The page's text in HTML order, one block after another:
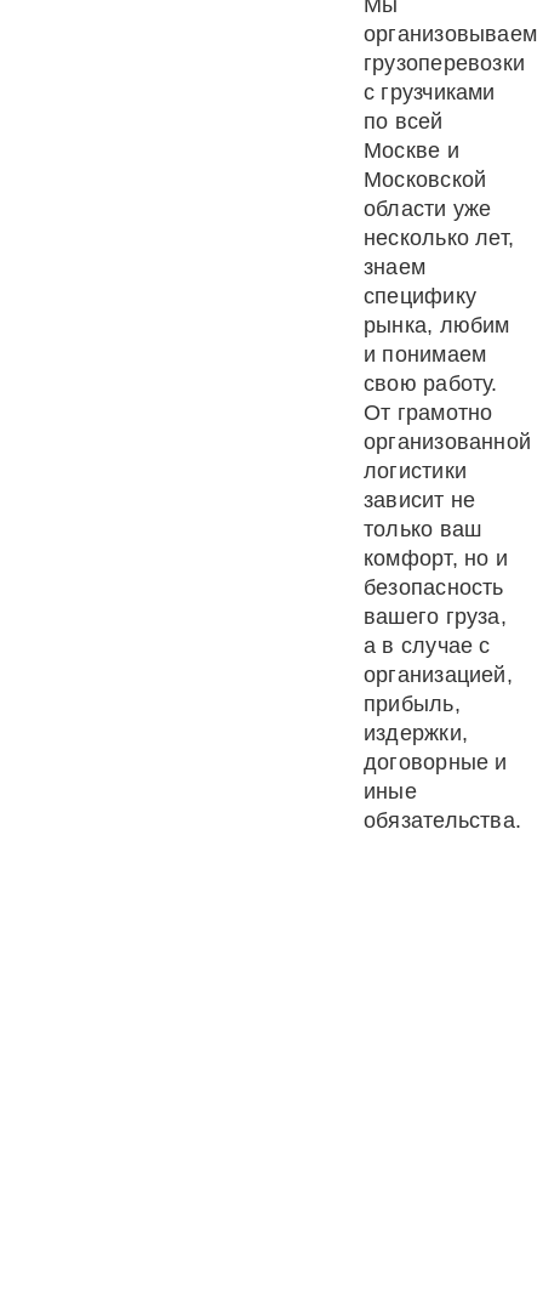
Мы
организовываем
грузоперевозки
с грузчиками
по всей
Москве и
Московской
области уже
несколько лет,
знаем
специфику
рынка, любим
и понимаем
свою работу.
От грамотно
организованной
логистики
зависит не
только ваш
комфорт, но и
безопасность
вашего груза,
а в случае с
организацией,
прибыль,
издержки,
договорные и
иные
обязательства.